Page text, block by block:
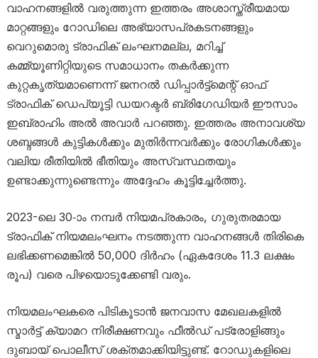
വാഹനങ്ങളിൽ വരുത്തുന്ന ഇത്തരം അശാസ്ത്രീയമായ
മാറ്റങ്ങളും റോഡിലെ അഭ്യാസപ്രകടനങ്ങളും
വെറുമൊരു ട്രാഫിക് ലംഘനമല്ല, മറിച്ച്
കമ്മ്യൂണിറ്റിയുടെ സമാധാനം തകർക്കുന്ന
കുറ്റകൃത്യമാണെന്ന് ജനറൽ ഡിപ്പാർട്ട്മെന്റ് ഓഫ്
ട്രാഫിക് ഡെപ്യൂട്ടി ഡയറക്ടർ ബ്രിഗേഡിയർ ഈസാം
ഇബ്രാഹിം അൽ അവാർ പറഞ്ഞു. ഇത്തരം അനാവശ്യ
ശബ്ദങ്ങൾ കുട്ടികൾക്കും മുതിർന്നവർക്കും രോഗികൾക്കും
വലിയ രീതിയിൽ ഭീതിയും അസ്വസ്ഥതയും
ഉണ്ടാക്കുന്നുണ്ടെന്നും അദ്ദേഹം കൂട്ടിച്ചേർത്തു.
2023-ലെ 30-ാം നമ്പർ നിയമപ്രകാരം, ഗുരുതരമായ
ട്രാഫിക് നിയമലംഘനം നടത്തുന്ന വാഹനങ്ങൾ തിരികെ
ലഭിക്കണമെങ്കിൽ 50,000 ദിർഹം (ഏകദേശം 11.3 ലക്ഷം
രൂപ) വരെ പിഴയൊടുക്കേണ്ടി വരും.
നിയമലംഘകരെ പിടികൂടാൻ ജനവാസ മേഖലകളിൽ
സ്മാർട്ട് ക്യാമറ നിരീക്ഷണവും ഫീൽഡ് പട്രോളിങ്ങും
ദുബായ് പൊലീസ് ശക്തമാക്കിയിട്ടുണ്ട്. റോഡുകളിലെ